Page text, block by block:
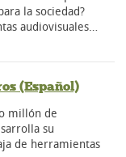
la sociedad?
audiovisuales…
(Español)
millón de
su
de herramientas